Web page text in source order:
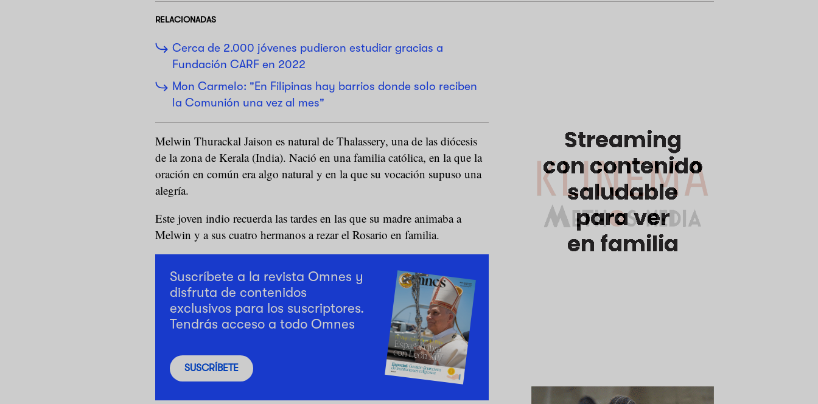
RELACIONADAS
Cerca de 2.000 jóvenes pudieron estudiar gracias a
Fundación CARF en 2022
Mon Carmelo: "En Filipinas hay barrios donde solo reciben
la Comunión una vez al mes"
Melwin Thurackal Jaison es natural de Thalassery, una de las diócesis
de la zona de Kerala (India). Nació en una familia católica, en la que la
oración en común era algo natural y en la que su vocación supuso una
alegría.
Este joven indio recuerda las tardes en las que su madre animaba a
Melwin y a sus cuatro hermanos a rezar el Rosario en familia.
Suscríbete a la revista Omnes y
disfruta de contenidos
exclusivos para los suscriptores.
Tendrás acceso a todo Omnes
SUSCRÍBETE